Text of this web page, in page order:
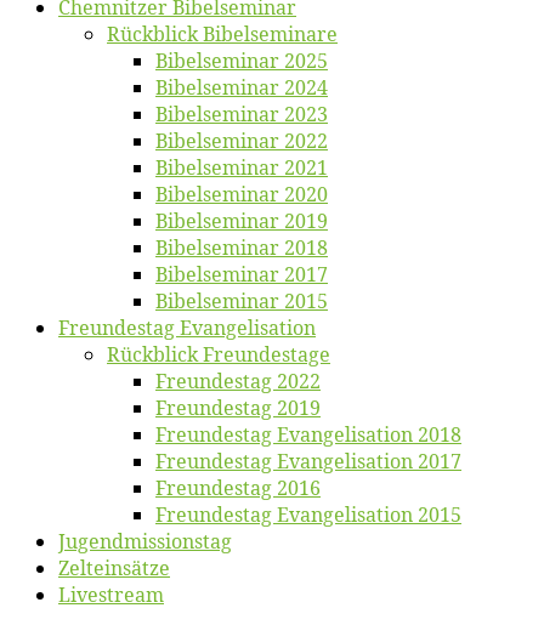
Chemnit­zer Bibelseminar
Rück­blick Bibelseminare
Bi­bel­se­mi­nar 2025
Bi­bel­se­mi­nar 2024
Bi­bel­se­mi­nar 2023
Bi­bel­se­mi­nar 2022
Bi­bel­se­mi­nar 2021
Bi­bel­se­mi­nar 2020
Bi­bel­se­mi­nar 2019
Bi­bel­se­mi­nar 2018
Bibelsemi­nar 2017
Bibelsemi­nar 2015
Freun­des­tag Evangelisation
Rück­blick Freundestage
Freun­des­tag 2022
Freun­des­tag 2019
Freun­des­tag Evan­ge­li­sa­ti­on 2018
Freun­des­tag Evan­ge­li­sa­ti­on 2017
Freun­des­tag 2016
Freun­des­tag Evan­ge­li­sa­ti­on 2015
Jugend­mis­sions­tag
Zelt­ein­sät­ze
Live­stream